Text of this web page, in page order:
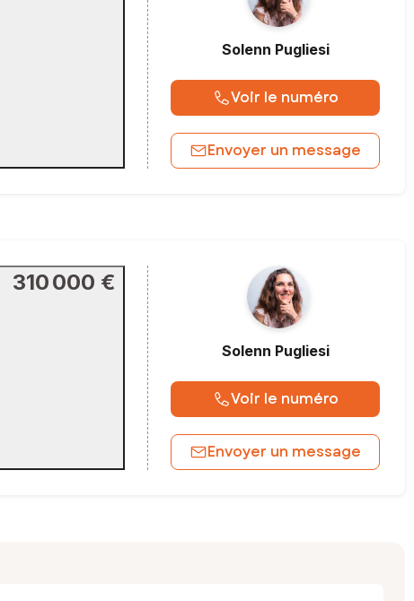
Solenn Pugliesi
Voir le numéro
Envoyer un message
310 000 €
Solenn Pugliesi
Voir le numéro
Envoyer un message